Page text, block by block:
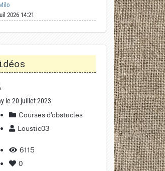
2026 14:21
le 20 juillet 2023
Courses d'obstacles
Loustic03
6115
0